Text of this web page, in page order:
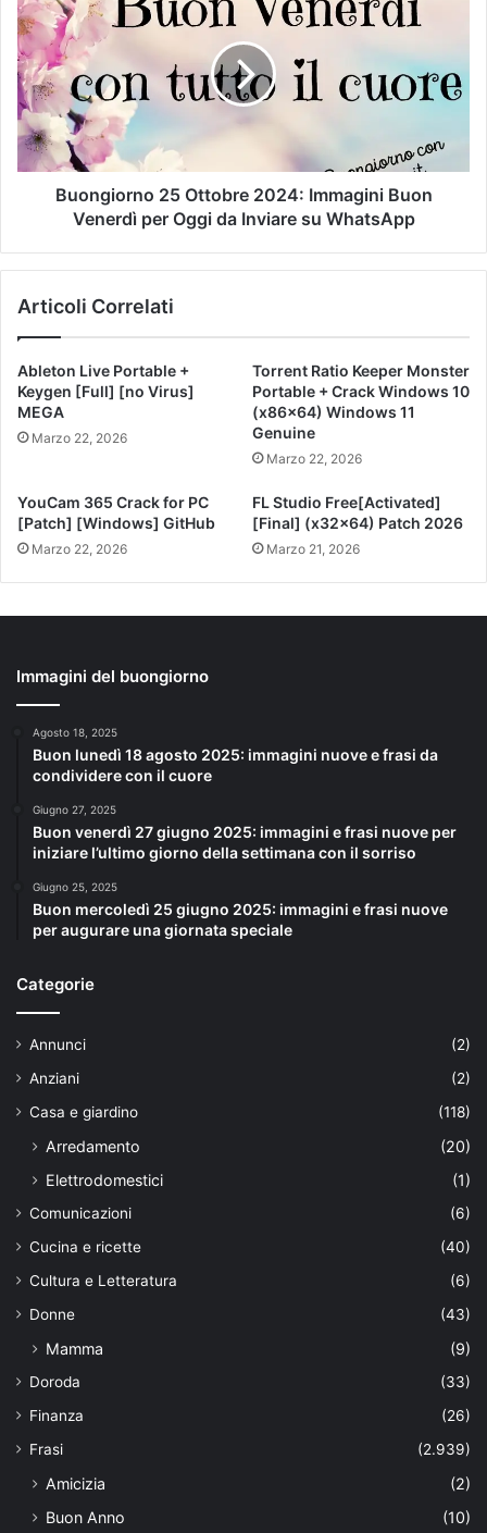
Buongiorno 25 Ottobre 2024: Immagini Buon
Venerdì per Oggi da Inviare su WhatsApp
Articoli Correlati
Ableton Live Portable +
Keygen [Full] [no Virus]
MEGA
Marzo 22, 2026
Torrent Ratio Keeper Monster
Portable + Crack Windows 10
(x86x64) Windows 11
Genuine
Marzo 22, 2026
YouCam 365 Crack for PC
[Patch] [Windows] GitHub
Marzo 22, 2026
FL Studio Free[Activated]
[Final] (x32x64) Patch 2026
Marzo 21, 2026
Immagini del buongiorno
Agosto 18, 2025
Buon lunedì 18 agosto 2025: immagini nuove e frasi da
condividere con il cuore
Giugno 27, 2025
Buon venerdì 27 giugno 2025: immagini e frasi nuove per
iniziare l’ultimo giorno della settimana con il sorriso
Giugno 25, 2025
Buon mercoledì 25 giugno 2025: immagini e frasi nuove
per augurare una giornata speciale
Categorie
Annunci
(2)
Anziani
(2)
Casa e giardino
(118)
Arredamento
(20)
Elettrodomestici
(1)
Comunicazioni
(6)
Cucina e ricette
(40)
Cultura e Letteratura
(6)
Donne
(43)
Mamma (9)
Doroda
(33)
Finanza
(26)
Frasi
(2.939)
Amicizia
(2)
Buon Anno
(10)